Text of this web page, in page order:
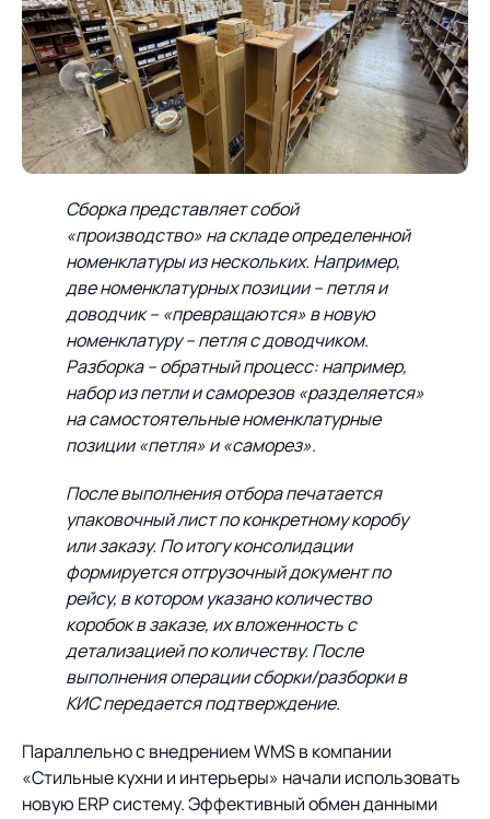
Сборка представляет собой
«производство» на складе определенной
номенклатуры из нескольких. Например,
две номенклатурных позиции – петля и
доводчик – «превращаются» в новую
номенклатуру – петля с доводчиком.
Разборка – обратный процесс: например,
набор из петли и саморезов «разделяется»
на самостоятельные номенклатурные
позиции «петля» и «саморез».
После выполнения отбора печатается
упаковочный лист по конкретному коробу
или заказу. По итогу консолидации
формируется отгрузочный документ по
рейсу, в котором указано количество
коробок в заказе, их вложенность с
детализацией по количеству. После
выполнения операции сборки/разборки в
КИС передается подтверждение.
Параллельно с внедрением WMS в компании
«Стильные кухни и интерьеры» начали использовать
новую ERP систему. Эффективный обмен данными